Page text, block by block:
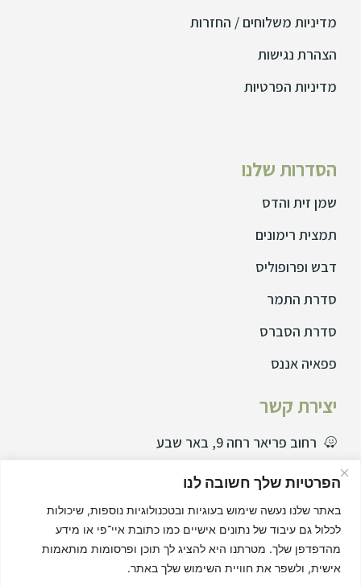
הפרטיות שלך חשובה לנו
באתר שלנו נעשה שימוש בעוגיות ובטכנולוגיות נוספות, שיכולות
לכלול גם עיבוד של נתונים אישיים כמו כתובת איי־פי או מידע
מהדפדפן שלך. מטרתנו היא להציג לך תוכן ופרסומות מותאמות
אישית, ולשפר את חוויית השימוש שלך באתר.
יצירת קשר
רחוב פריאר רחה 9, באר שבע
077729995
08-6466555
info@s-schwartz.co.il
שאלות תשובות
הסדרות שלנו
שמן זית והדס
תמצית רימונים
דבש ופרופוליס
סדרת התמר
סדרת הסברס
פפאיה אננס
מדיניות משלוחים / החזרות
הצהרת נגישות
מדיניות הפרטיות